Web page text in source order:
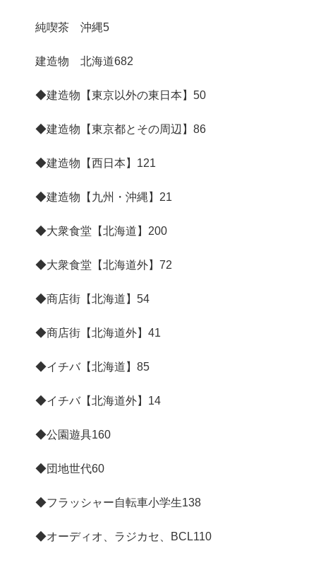
純喫茶 沖縄5
建造物 北海道682
◆建造物【東京以外の東日本】 50
◆建造物【東京都とその周辺】 86
◆建造物【西日本】 121
◆建造物【九州・沖縄】 21
◆大衆食堂【北海道】 200
◆大衆食堂【北海道外】 72
◆商店街【北海道】 54
◆商店街【北海道外】 41
◆イチバ【北海道】 85
◆イチバ【北海道外】 14
◆公園遊具160
◆団地世代60
◆フラッシャー自転車小学生138
◆オーディオ、ラジカセ、BCL110